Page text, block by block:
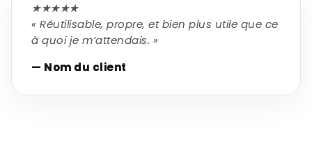
★★★★★
« Réutilisable, propre, et bien plus utile que ce
à quoi je m’attendais. »
— Nom du client